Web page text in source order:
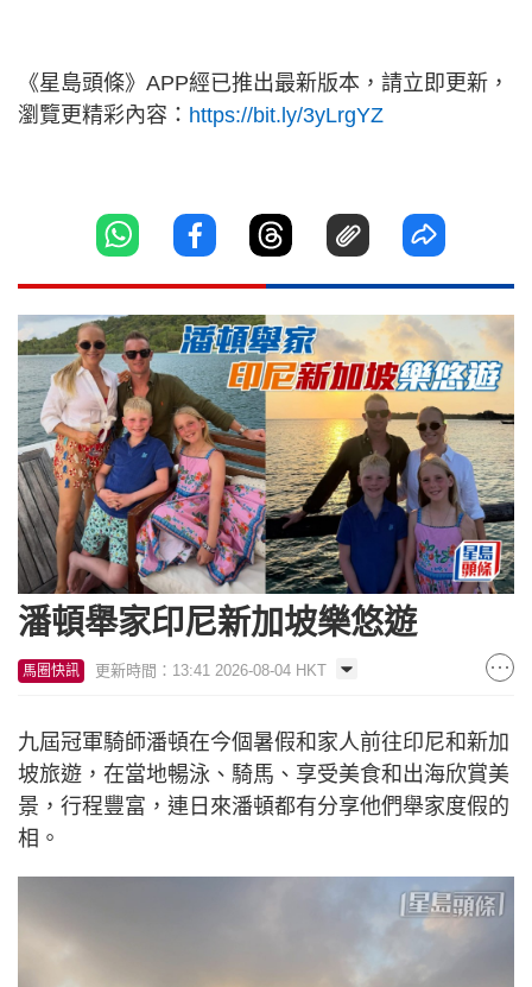
《星島頭條》APP經已推出最新版本，請立即更新，
瀏覽更精彩內容： https://bit.ly/3yLrgYZ
潘頓舉家印尼新加坡樂悠遊
馬圈快訊 更新時間：13:41 2026-08-04 HKT
九屆冠軍騎師潘頓在今個暑假和家人前往印尼和新加
坡旅遊，在當地暢泳、騎馬、享受美食和出海欣賞美
景，行程豐富，連日來潘頓都有分享他們舉家度假的
相。